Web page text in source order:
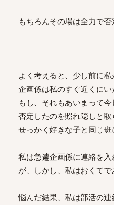
もちろんその場は全力で
よく考えると、少し前に
企画係は私のすぐ近くにい
もし、それもあいまって
否定したのを照れ隠しと取
せっかく好きな子と同じ班
私は急遽企画係に連絡を入
が、しかし、私はおくてで
悩んだ結果、私は部活の連